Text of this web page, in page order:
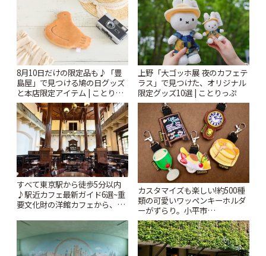
8月10日だけの限定品も♪「豊
島屋」で見つける鳩の日グッズ
と本店限定アイテム | ことりっ
ぷ
上野「大ゴッホ展 夜のカフェテ
ラス」で見つけた、オリジナル
限定グッズ10選 | ことりっぷ
すべて東京駅から徒歩5分以内
♪駅近カフェ最新ガイド6選~重
要文化財の洋館カフェから、改
りっぷ
カスタマイズも楽しい!約500種
類の可愛いワッペンキーホルダ
ーがずらり。小平市
「Kimamaya T&K」 | ことりっ
ぷ